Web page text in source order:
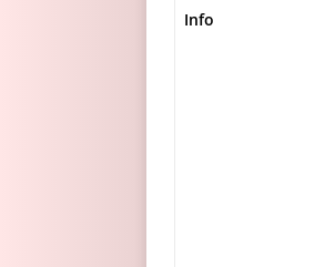
Info